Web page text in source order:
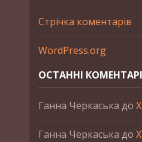
Стрічка коментарів
WordPress.org
ОСТАННІ КОМЕНТАРІ
Ганна Черкаська до
Ганна Черкаська до